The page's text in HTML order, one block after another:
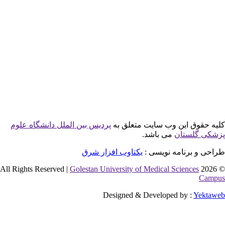
این وب سایت متعلق بهپردیس بین الملل دانشگاه علوم
می باشد.
برنامه نویسی :یکتاوب افزار شرق
Golestan University of Medical Sciences
Designed & Developed by :